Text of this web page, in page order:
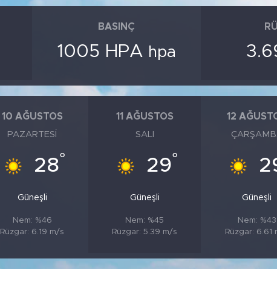
BASINÇ
1005 HPA hpa
10 AĞUSTOS
PAZARTESI
28°
Güneşli
Nem: %46
Rüzgar: 6.19 m/s
11 AĞUSTOS
SALI
29°
Güneşli
Nem: %45
Rüzgar: 5.39 m/s
12
Güneşli
Nem: %43
Rüzgar: 6.61